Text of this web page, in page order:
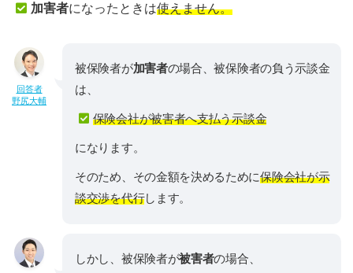
加害者になったときは使えません。
回答者
野尻大輔
被保険者が加害者の場合、被保険者の負う示談金
は、
保険会社が被害者へ支払う示談金
になります。
そのため、その金額を決めるために保険会社が示
談交渉を代行します。
しかし、被保険者が被害者の場合、